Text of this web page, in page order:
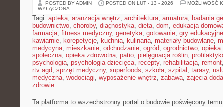
POSTED BY ADMIN POSTED ON LUT - 13 - 2026
MOŻLIWOŚĆ
WYŁĄCZONA
Tagi: apteka, aranżacja wnętrz, architektura, armatura, badania
budownictwo, choroby, diagnostyka, dieta, dom, edukacja
farmacja, fitness medyczny, genetyka, gotowanie, gry edukacyjne
kawiarnie, korepetycje, kuchnia, kulinaria, materiały budowlane,
medycyna, mieszkanie, odchudzanie, ogród, ogrodnictwo, opieka
społeczna, opieka zdrowotna, patio, pielęgnacja roślin,
psychologia, psychologia dziecięca, recepty, rehabilitacja, remont
rtv agd, sprzęt medyczny, superfoods, szkoła, szpital , tarasy,
medyczna, wodociągi, wyposażenie wnętrz, zabawa, zajęcia
zdrowie
Ta platforma to wszechstronny portal o budowie poświęcony